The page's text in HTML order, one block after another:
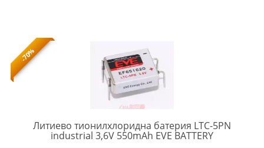
-70%
Литиево тионилхлоридна батерия LTC-5PN
industrial 3,6V 550mAh EVE BATTERYEVE-